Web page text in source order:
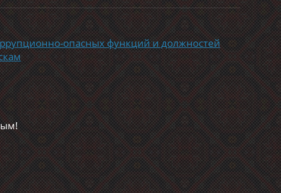
опасных функций и должностей